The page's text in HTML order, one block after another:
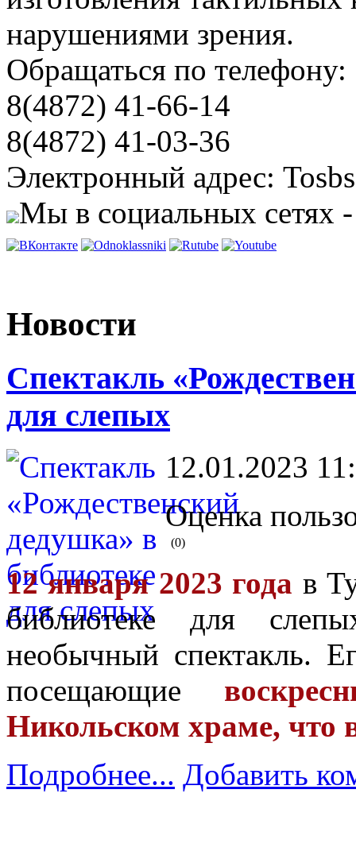
нарушениями зрения.
Обращаться по телефону:
8(4872) 41-66-14
8(4872) 41-03-36
Электронный адрес:
Мы в социальных сетях
Новости
Спектакль
для слепых
12.01.2023
Оценка
(0)
12 января 2023 года в
библиотеке для
необычный спектакль.
посещающие
Никольском храме, что
Подробнее... Добавить